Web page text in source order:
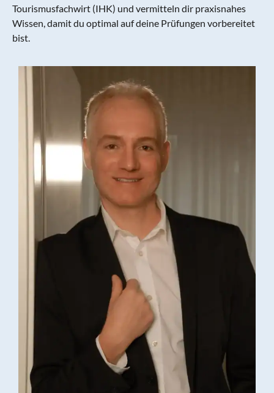
Tourismusfachwirt (IHK) und vermitteln dir praxisnahes
Wissen, damit du optimal auf deine Prüfungen vorbereitet
bist.